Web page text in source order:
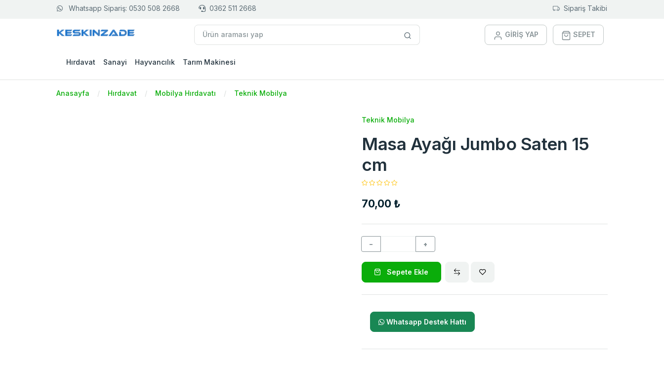
Whatsapp Sipariş: 0530 508 2668 0362 511 2668 Sipariş Takibi
GİRİŞ YAP SEPET
Hırdavat Sanayi Hayvancılık Tarım Makinesi
Anasayfa Hırdavat Mobilya Hırdavatı Teknik Mobilya
Teknik Mobilya
Masa Ayağı Jumbo Saten 15
cm
70,00 ₺
− +
Sepete Ekle
Whatsapp Destek Hattı